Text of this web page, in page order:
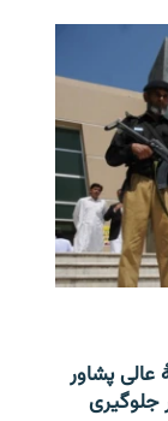
عالی پشاور
جلوگیری